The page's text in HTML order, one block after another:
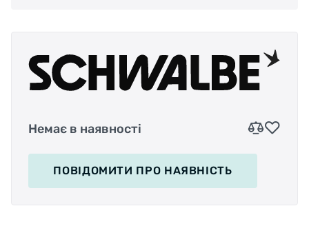
Немає в наявності
ПОВІДОМИТИ ПРО НАЯВНІСТЬ